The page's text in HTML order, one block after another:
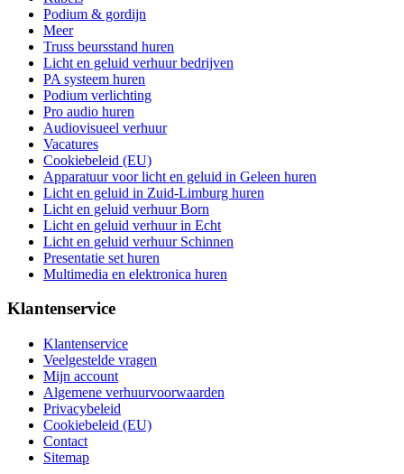
Podium & gordijn
Meer
Truss beursstand huren
Licht en geluid verhuur bedrijven
PA systeem huren
Podium verlichting
Pro audio huren
Audiovisueel verhuur
Vacatures
Cookiebeleid (EU)
Apparatuur voor licht en geluid in Geleen huren
Licht en geluid in Zuid-Limburg huren
Licht en geluid verhuur Born
Licht en geluid verhuur in Echt
Licht en geluid verhuur Schinnen
Presentatie set huren
Multimedia en elektronica huren
Klantenservice
Klantenservice
Veelgestelde vragen
Mijn account
Algemene verhuurvoorwaarden
Privacybeleid
Cookiebeleid (EU)
Contact
Sitemap